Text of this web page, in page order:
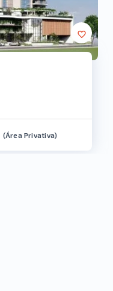
(Área Privativa)